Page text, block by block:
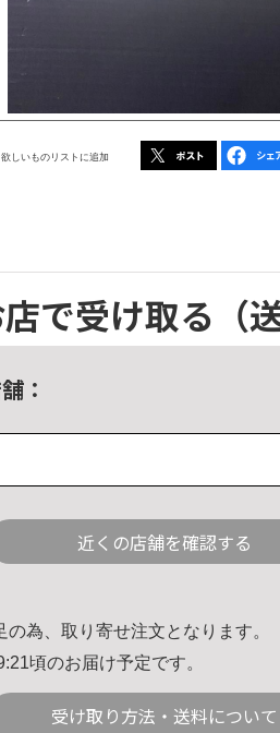
欲しいものリストに追加
で受け取る （
：
近くの店舗を確認する
の為、取り寄せ注文となります。
頃のお届け予定です。
受け取り方法・送料について